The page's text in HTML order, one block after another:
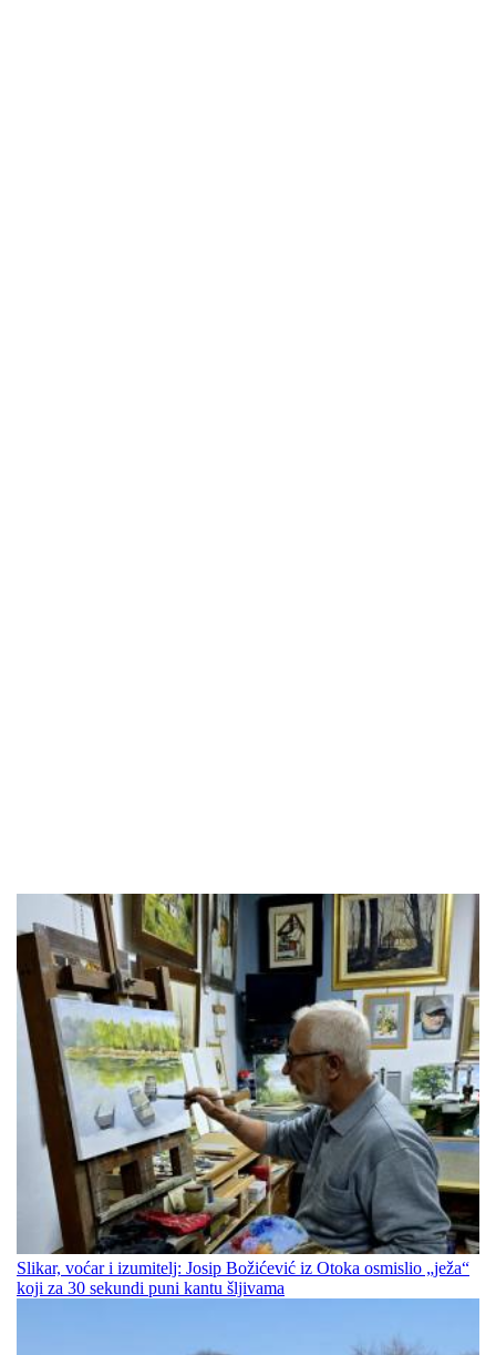
Slikar, voćar i izumitelj: Josip Božićević iz Otoka osmislio „ježa“
koji za 30 sekundi puni kantu šljivama